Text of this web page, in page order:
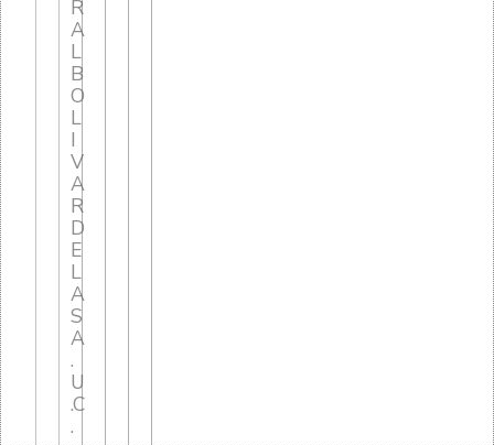
R
A
L
B
O
L
I
V
A
R
D
E
L
A
S
A
.
U
.C
.